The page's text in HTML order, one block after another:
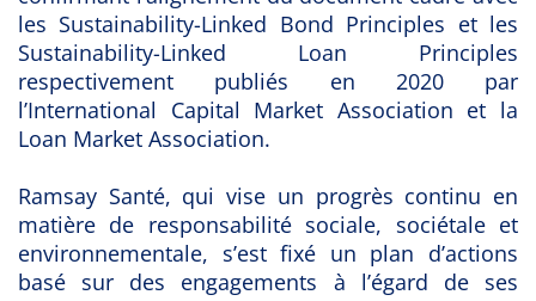
les Sustainability-Linked Bond Principles et les
Sustainability-Linked Loan Principles
respectivement publiés en 2020 par
l’International Capital Market Association et la
Loan Market Association.
Ramsay Santé, qui vise un progrès continu en
matière de responsabilité sociale, sociétale et
environnementale, s’est fixé un plan d’actions
basé sur des engagements à l’égard de ses